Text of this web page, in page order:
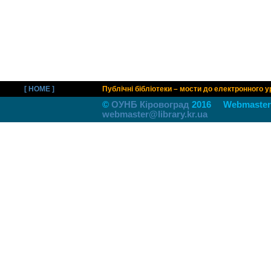
[ HOME ] Публічні бібліотеки – мости до електронного
© ОУНБ Кiровоград 2016
webmaster@library.kr.ua